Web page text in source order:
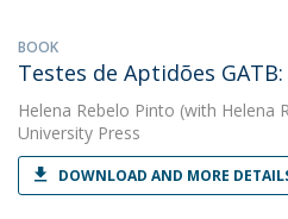
BOOK
Testes de Aptidões
Helena Rebelo Pinto (with Helena
University Press
DOWNLOAD AND MORE